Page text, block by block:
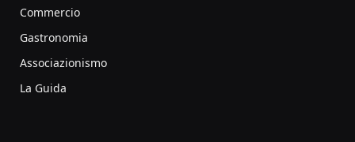
Commercio
Gastronomia
Associazionismo
La Guida